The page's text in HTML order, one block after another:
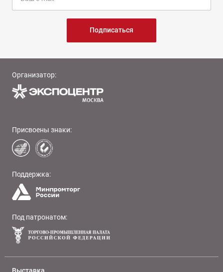
Подписаться
Организатор:
Присвоены знаки:
Поддержка:
Под патронатом: